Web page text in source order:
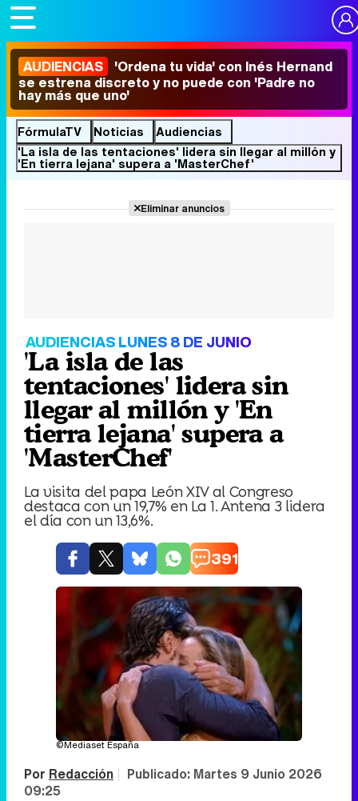
AUDIENCIAS 'Ordena tu vida' con Inés Hernand
se estrena discreto y no puede con 'Padre no
hay más que uno'
FórmulaTV Noticias
Audiencias
'La isla de las tentaciones' lidera sin llegar al millón y
'En tierra lejana' supera a 'MasterChef'
Eliminar anuncios
AUDIENCIAS LUNES 8 DE JUNIO
'La isla de las
tentaciones' lidera sin
llegar al millón y 'En
tierra lejana' supera a
'MasterChef'
La visita del papa León XIV al Congreso
destaca con un 19,7% en La 1. Antena 3 lidera
el día con un 13,6%.
391
©Mediaset España
Por Redacción | Publicado: Martes 9 Junio 2026
09:25